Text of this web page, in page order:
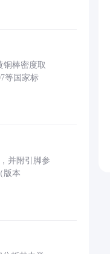
铜棒密度取
等国家标
并附引脚参
版本